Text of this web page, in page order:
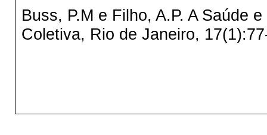
Buss, P.M e Filho, A.P. A Saúde
Coletiva, Rio de Janeiro,